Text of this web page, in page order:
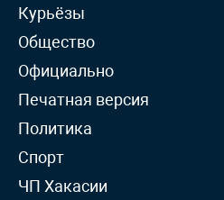
Курьёзы
Общество
Официально
Печатная версия
Политика
Спорт
ЧП Хакасии